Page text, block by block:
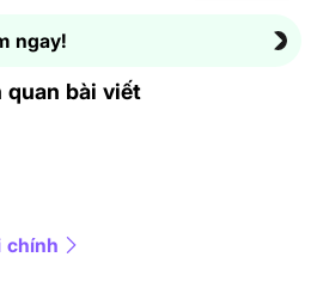
ngay!
quan bài viết
chính